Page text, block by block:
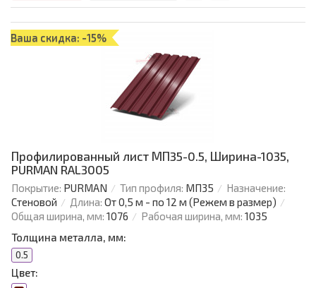
Ваша скидка: -15%
Профилированный лист МП35-0.5, Ширина-1035,
PURMAN RAL3005
Покрытие: PURMAN Тип профиля: МП35
Назначение:
Стеновой
Длина: От 0,5 м - по 12 м (Режем в размер)
Общая ширина, мм: 1076 Рабочая ширина, мм: 1035
Толщина металла, мм:
0.5
Цвет: